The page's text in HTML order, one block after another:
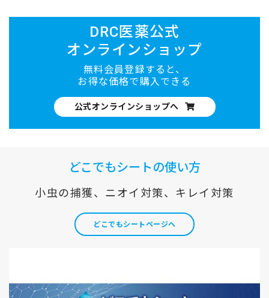
DRC医薬公式
オンラインショップ
無料会員登録すると、
お得な価格で購入できる
公式オンラインショップへ
どこでもシートの使い方
小虫の捕獲、ニオイ対策、キレイ対策
どこでもシートページへ